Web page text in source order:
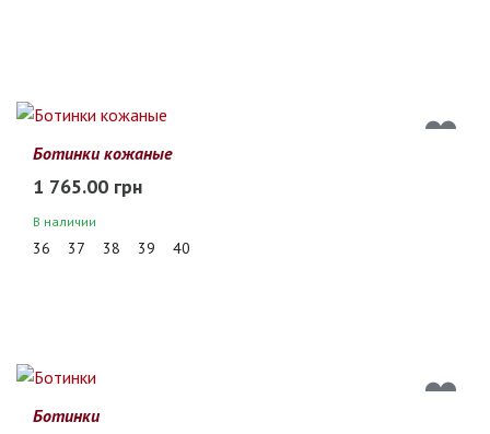
Ботинки кожаные
1 765.00 грн
В наличии
36 37 38 39 40
Ботинки